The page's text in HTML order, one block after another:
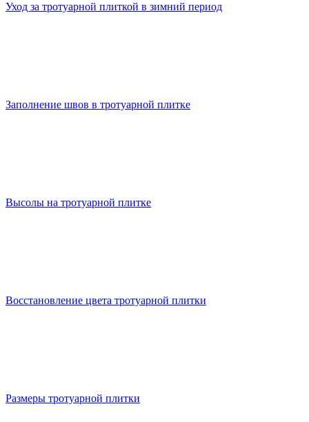
Уход за тротуарной плиткой в зимний период
Заполнение швов в тротуарной плитке
Высолы на тротуарной плитке
Восстановление цвета тротуарной плитки
Размеры тротуарной плитки